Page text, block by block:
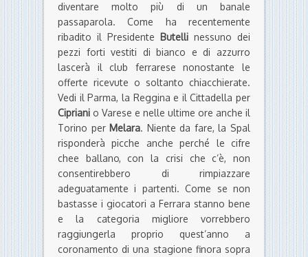
diventare molto più di un banale
passaparola. Come ha recentemente
ribadito il Presidente Butelli nessuno dei
pezzi forti vestiti di bianco e di azzurro
lascerà il club ferrarese nonostante le
offerte ricevute o soltanto chiacchierate.
Vedi il Parma, la Reggina e il Cittadella per
Cipriani o Varese e nelle ultime ore anche il
Torino per Melara. Niente da fare, la Spal
risponderà picche anche perché le cifre
chee ballano, con la crisi che c’è, non
consentirebbero di rimpiazzare
adeguatamente i partenti. Come se non
bastasse i giocatori a Ferrara stanno bene
e la categoria migliore vorrebbero
raggiungerla proprio quest’anno a
coronamento di una stagione finora sopra